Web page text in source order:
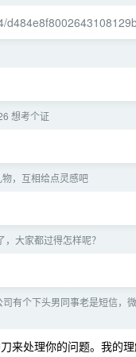
想考个证
，互相给点灵感吧
大家都过得怎样呢？
有个下头男同事老是短信，
来处理你的问题。我的